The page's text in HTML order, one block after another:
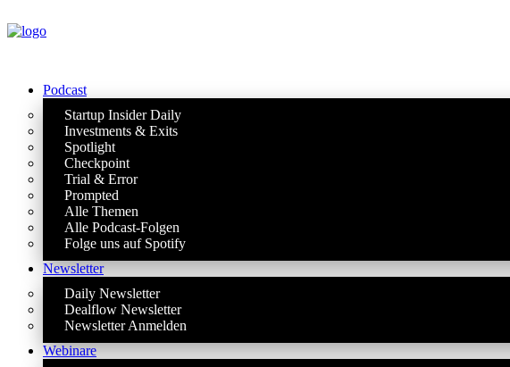
Podcast
Startup Insider Daily
Investments & Exits
Spotlight
Checkpoint
Trial & Error
Prompted
Alle Themen
Alle Podcast-Folgen
Folge uns auf Spotify
Newsletter
Daily Newsletter
Dealflow Newsletter
Newsletter Anmelden
Webinare